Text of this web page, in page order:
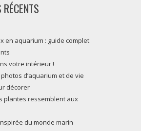
en aquarium : guide complet
votre intérieur !
d’aquarium et de vie
décorer
plantes ressemblent aux
du monde marin